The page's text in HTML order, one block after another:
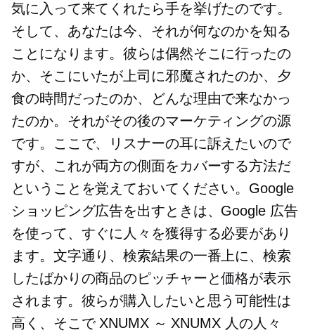
気に入って来てくれたら手を挙げたのです。
そして、あなたは今、それが何なのかを知る
ことになります。彼らは偶然そこに行ったの
か、そこにいたが上司に邪魔されたのか、夕
食の時間だったのか、どんな理由で来なかっ
たのか。それがその後のマーケティングの源
です。ここで、リスナーの耳に訴えたいので
すが、これが両方の側面をカバーする方法だ
ということを覚えておいてください。Google
ショッピング広告を出すときは、Google 広告
を使って、すぐに人々を獲得する必要があり
ます。文字通り、検索結果の一番上に、検索
したばかりの商品のピッチャーと価​​格が表示
されます。彼らが購入したいと思う可能性は
高く、そこで XNUMX ～ XNUMX 人の人々